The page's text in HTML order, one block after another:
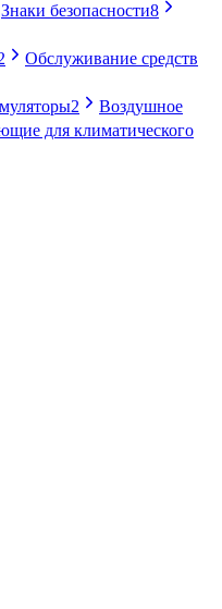
Знаки безопасности8
Обслуживание средств
2
Воздушное
для климатического